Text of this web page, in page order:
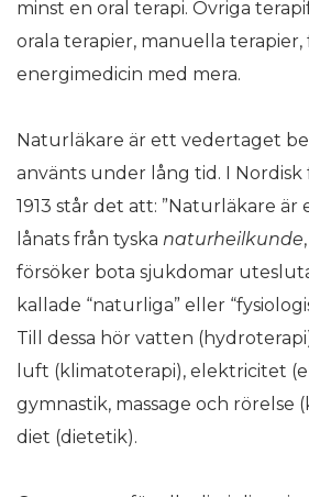
minst en oral terapi. Övriga
orala terapier, manuella
energimedicin med mera.
Naturläkare är ett vedertaget
använts under lång tid. I Nordisk
1913 står det att: ”Naturläkare
lånats från tyska naturheilkunde
försöker bota sjukdomar
kallade “naturliga” eller
Till dessa hör vatten
luft (klimatoterapi), elektricitet
gymnastik, massage och rörelse
diet (dietetik).